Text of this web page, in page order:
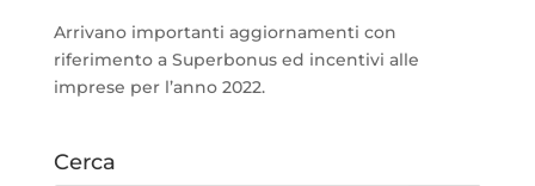
Arrivano importanti aggiornamenti con
riferimento a Superbonus ed incentivi alle
imprese per l’anno 2022.
Cerca